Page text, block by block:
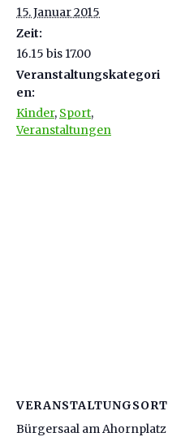
15. Januar 2015
Zeit:
16.15 bis 17.00
Veranstaltungskategori
en:
Kinder, Sport,
Veranstaltungen
VERANSTALTUNGSORT
Bürgersaal am Ahornplatz